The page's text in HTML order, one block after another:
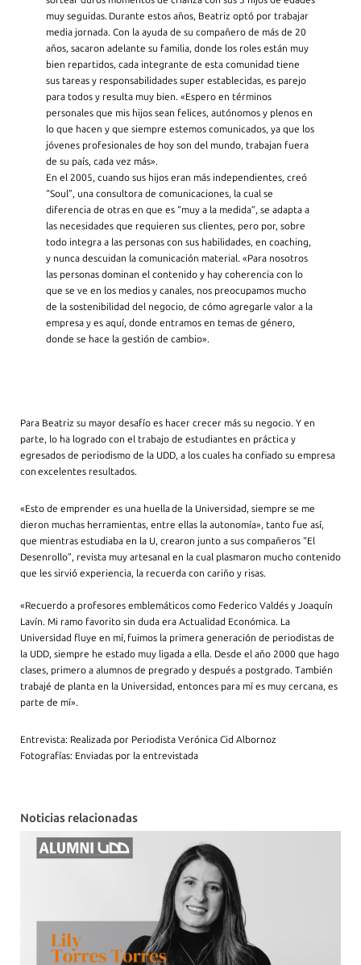
muy seguidas. Durante estos años, Beatriz optó por trabajar
media jornada. Con la ayuda de su compañero de más de 20
años, sacaron adelante su familia, donde los roles están muy
bien repartidos, cada integrante de esta comunidad tiene
sus tareas y responsabilidades super establecidas, es parejo
para todos y resulta muy bien. «Espero en términos
personales que mis hijos sean felices, autónomos y plenos en
lo que hacen y que siempre estemos comunicados, ya que los
jóvenes profesionales de hoy son del mundo, trabajan fuera
de su país, cada vez más».
En el 2005, cuando sus hijos eran más independientes, creó
“Soul”, una consultora de comunicaciones, la cual se
diferencia de otras en que es “muy a la medida”, se adapta a
las necesidades que requieren sus clientes, pero por, sobre
todo integra a las personas con sus habilidades, en coaching,
y nunca descuidan la comunicación material. «Para nosotros
las personas dominan el contenido y hay coherencia con lo
que se ve en los medios y canales, nos preocupamos mucho
de la sostenibilidad del negocio, de cómo agregarle valor a la
empresa y es aquí, donde entramos en temas de género,
donde se hace la gestión de cambio».
Para Beatriz su mayor desafío es hacer crecer más su negocio. Y en
parte, lo ha logrado con el trabajo de estudiantes en práctica y
egresados de periodismo de la UDD, a los cuales ha confiado su empresa
con excelentes resultados.
«Esto de emprender es una huella de la Universidad, siempre se me
dieron muchas herramientas, entre ellas la autonomía», tanto fue así,
que mientras estudiaba en la U, crearon junto a sus compañeros “El
Desenrollo”, revista muy artesanal en la cual plasmaron mucho contenido
que les sirvió experiencia, la recuerda con cariño y risas.
«Recuerdo a profesores emblemáticos como Federico Valdés y Joaquín
Lavín. Mi ramo favorito sin duda era Actualidad Económica. La
Universidad fluye en mí, fuimos la primera generación de periodistas de
la UDD, siempre he estado muy ligada a ella. Desde el año 2000 que hago
clases, primero a alumnos de pregrado y después a postgrado. También
trabajé de planta en la Universidad, entonces para mí es muy cercana, es
parte de mí».
Entrevista: Realizada por Periodista Verónica Cid Albornoz
Fotografías: Enviadas por la entrevistada
Noticias relacionadas